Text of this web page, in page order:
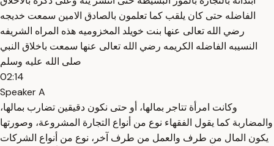
الفاضله حتى كان يلقب كما تعلمون بالصادق الامين سمعت خديجه
رضي الله تعالى عنها بنت خويلد المخزوميه هذه المراه الشريفه
النسيبه الفاضله الكريمه رضي الله تعالى عنها سمعت باخلاق النبي
صلى الله عليه وسلم
02:14
Speaker A
وكانت امرأة تتاجر بمالها، أو حتى نكون دقيقين تضارب بمالها،
والمضاربة كما يقول الفقهاء نوع من أنواع التجارة المشروعة، وصورتها
يكون المال من طرف والعمل من طرف آخر، نوع من أنواع الشركات